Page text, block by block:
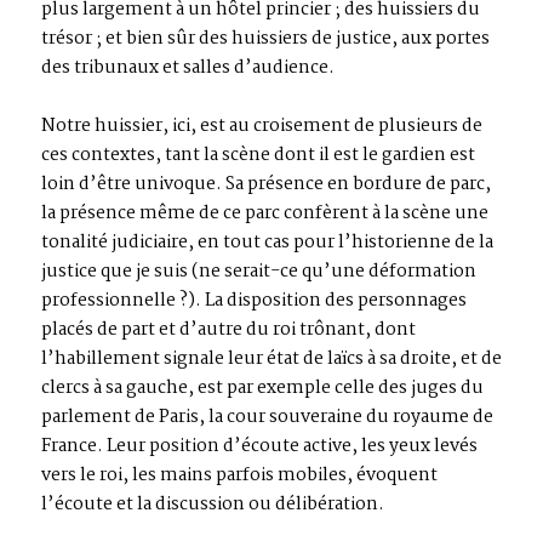
plus largement à un hôtel princier ; des huissiers du
trésor ; et bien sûr des huissiers de justice, aux portes
des tribunaux et salles d’audience.
Notre huissier, ici, est au croisement de plusieurs de
ces contextes, tant la scène dont il est le gardien est
loin d’être univoque. Sa présence en bordure de parc,
la présence même de ce parc confèrent à la scène une
tonalité judiciaire, en tout cas pour l’historienne de la
justice que je suis (ne serait-ce qu’une déformation
professionnelle ?). La disposition des personnages
placés de part et d’autre du roi trônant, dont
l’habillement signale leur état de laïcs à sa droite, et de
clercs à sa gauche, est par exemple celle des juges du
parlement de Paris, la cour souveraine du royaume de
France. Leur position d’écoute active, les yeux levés
vers le roi, les mains parfois mobiles, évoquent
l’écoute et la discussion ou délibération.